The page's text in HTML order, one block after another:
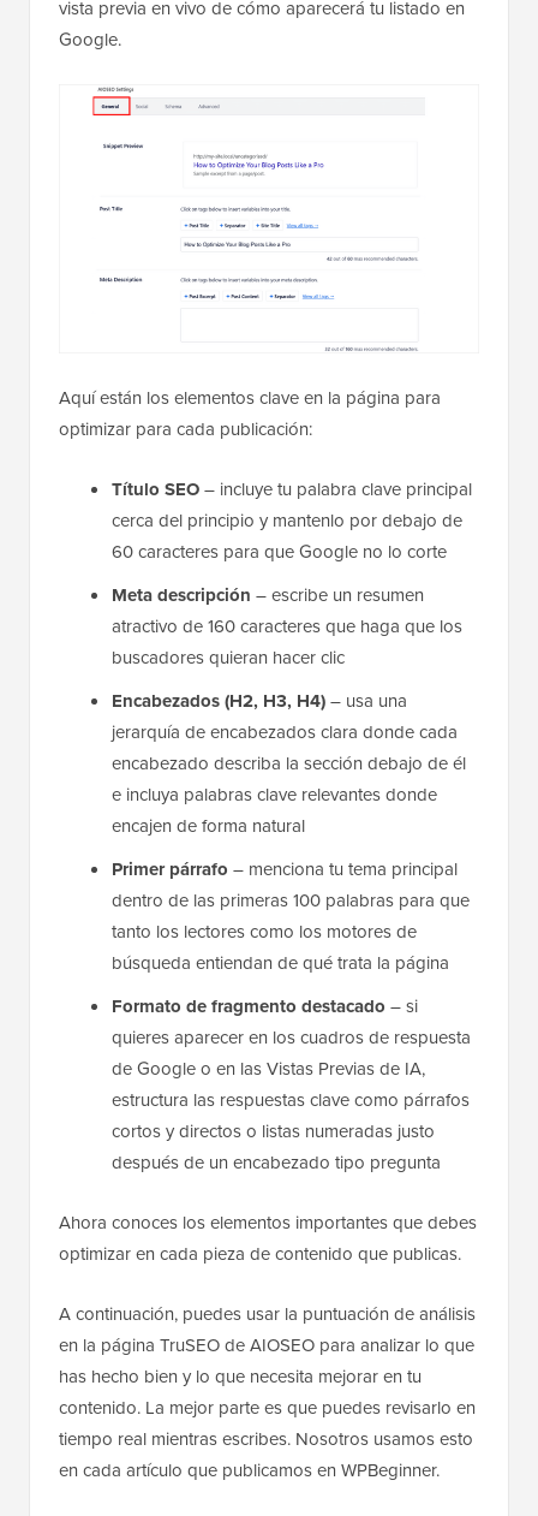
vista previa en vivo de cómo aparecerá tu listado en
Google.
Aquí están los elementos clave en la página para
optimizar para cada publicación:
Título SEO– incluye tu palabra clave principal
cerca del principio y mantenlo por debajo de
60 caracteres para que Google no lo corte
Meta descripción – escribe un resumen
atractivo de 160 caracteres que haga que los
buscadores quieran hacer clic
Encabezados (H2, H3, H4)– usa una
jerarquía de encabezados clara donde cada
encabezado describa la sección debajo de él
e incluya palabras clave relevantes donde
encajen de forma natural
Primer párrafo – menciona tu tema principal
dentro de las primeras 100 palabras para que
tanto los lectores como los motores de
búsqueda entiendan de qué trata la página
Formato de fragmento destacado – si
quieres aparecer en los cuadros de respuesta
de Google o en las Vistas Previas de IA,
estructura las respuestas clave como párrafos
cortos y directos o listas numeradas justo
después de un encabezado tipo pregunta
Ahora conoces los elementos importantes que debes
optimizar en cada pieza de contenido que publicas.
A continuación, puedes usar la puntuación de análisis
en la página TruSEO de AIOSEO para analizar lo que
has hecho bien y lo que necesita mejorar en tu
contenido. La mejor parte es que puedes revisarlo en
tiempo real mientras escribes. Nosotros usamos esto
en cada artículo que publicamos en WPBeginner.